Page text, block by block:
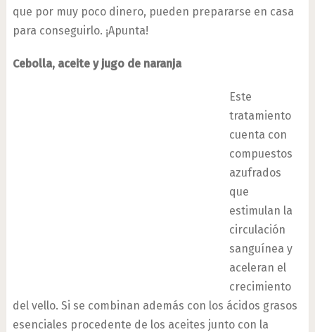
que por muy poco dinero, pueden prepararse en casa
para conseguirlo. ¡Apunta!
Cebolla, aceite y jugo de naranja
Este
tratamiento
cuenta con
compuestos
azufrados
que
estimulan la
circulación
sanguínea y
aceleran el
crecimiento
del vello. Si se combinan además con los ácidos grasos
esenciales procedente de los aceites junto con la